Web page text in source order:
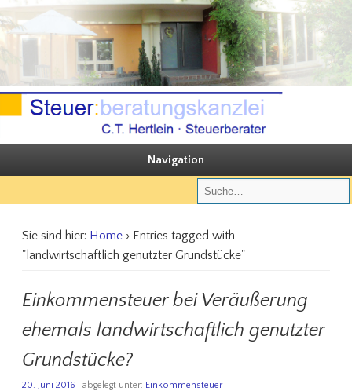
Steuerberatungskanzlei C.T. Hertlein
Sie steuern, wir beraten
Navigation
Sie sind hier: Home› Entries tagged with
"landwirtschaftlich genutzter Grundstücke"
Einkommensteuer bei Veräußerung
ehemals landwirtschaftlich genutzter
Grundstücke?
20. Juni 2016 | abgelegt unter: Einkommensteuer